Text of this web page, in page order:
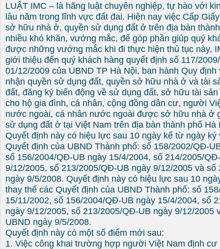
LUẬT IMC – là hãng luật chuyên nghiệp, tự hào với
lâu năm trong lĩnh vực đất đai. Hiện nay việc Cấp
sở hữu nhà ở, quyền sử dụng đất ở trên địa bàn
nhiều khó khăn, vướng mắc, để góp phần giúp quý
được những vướng mắc khi đi thực hiện thủ tục này,
giới thiệu đến quý khách hàng quyết định số 117/
01/12/2009 của UBND TP Hà Nội, ban hành Quy
nhận quyền sử dụng đất, quyền sở hữu nhà ở và tài
đất, đăng ký biến động về sử dụng đất, sở hữu tài
cho hộ gia đình, cá nhân, cộng đồng dân cư, người
nước ngoài, cá nhân nước ngoài được sở hữu nhà ở
sử dụng đất ở tại Việt Nam trên địa bàn thành phố Hà
Quyết định này có hiệu lực sau 10 ngày kể từ ngày ký
Quyết định của UBND Thành phố: số 158/2002/QĐ-
số 156/2004/QĐ-UB ngày 15/4/2004, số 214/2005/
9/12/2005, số 213/2005/QĐ-UB ngày 9/12/2005 và
ngày 9/5/2008. Quyết định này có hiệu lực sau 10
thay thế các Quyết định của UBND Thành phố: số
15/11/2002, số 156/2004/QĐ-UB ngày 15/4/2004, số
ngày 9/12/2005, số 213/2005/QĐ-UB ngày 9/12/2005
UBND ngày 9/5/2008.
Quyết định này có một số điểm mới sau:
1. Việc công khai trường hợp người Việt Nam định